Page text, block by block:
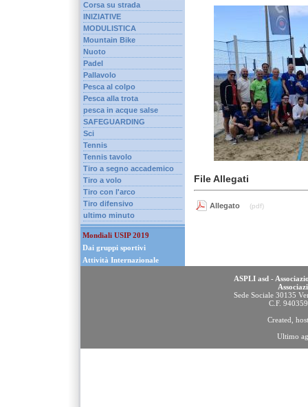
Corsa su strada
INIZIATIVE
MODULISTICA
Mountain Bike
Nuoto
Padel
Pallavolo
Pesca al colpo
Pesca alla trota
pesca in acque salse
SAFEGUARDING
Sci
Tennis
Tennis tavolo
Tiro a segno accademico
Tiro a volo
Tiro con l'arco
Tiro difensivo
ultimo minuto
Mondiali USIP 2019
Dai gruppi sportivi
Attività Internazionale
File Allegati
Allegato (pdf)
ASPLI asd -
Sede Sociale 30135
C.F.
Created,
Ultimo